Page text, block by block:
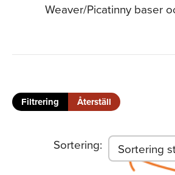
Weaver/Picatinny baser
Filtrering Återställ
Sortering: